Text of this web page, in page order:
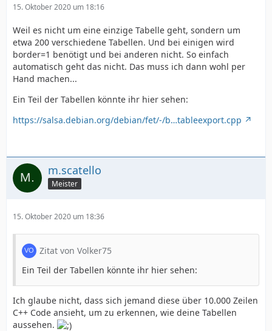
15. Oktober 2020 um 18:16
Weil es nicht um eine einzige Tabelle geht, sondern um
etwa 200 verschiedene Tabellen. Und bei einigen wird
border=1 benötigt und bei anderen nicht. So einfach
automatisch geht das nicht. Das muss ich dann wohl per
Hand machen...
Ein Teil der Tabellen könnte ihr hier sehen:
https://salsa.debian.org/debian/fet/-/b…tableexport.cpp
m.scatello
Meister
15. Oktober 2020 um 18:36
Zitat von Volker75
Ein Teil der Tabellen könnte ihr hier sehen:
Ich glaube nicht, dass sich jemand diese über 10.000 Zeilen
C++ Code ansieht, um zu erkennen, wie deine Tabellen
aussehen.